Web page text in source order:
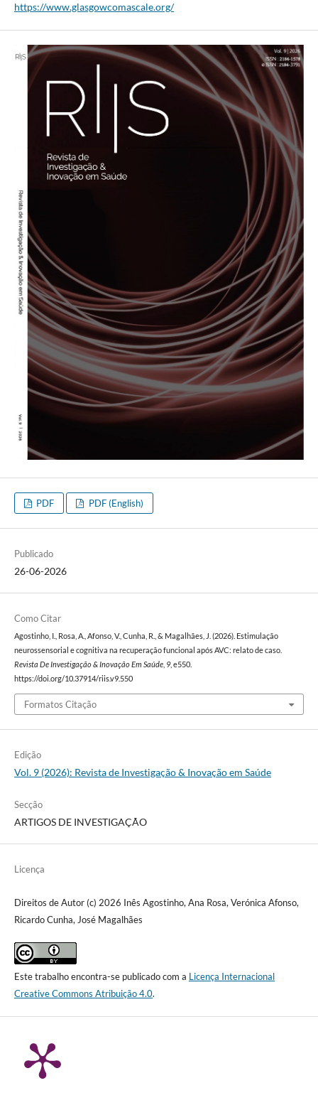
https://www.glasgowcomascale.org/
PDF PDF (English)
Publicado
26-06-2026
Como Citar
Agostinho, I., Rosa, A., Afonso, V., Cunha, R., & Magalhães, J. (2026). Estimulação
neurossensorial e cognitiva na recuperação funcional após AVC: relato de caso.
Revista De Investigação & Inovação Em Saúde, 9, e550.
https://doi.org/10.37914/riis.v9.550
Formatos Citação
Edição
Vol. 9 (2026): Revista de Investigação & Inovação em Saúde
Secção
ARTIGOS DE INVESTIGAÇÃO
Licença
Direitos de Autor (c) 2026 Inês Agostinho, Ana Rosa, Verónica Afonso,
Ricardo Cunha, José Magalhães
Este trabalho encontra-se publicado com a Licença Internacional
Creative Commons Atribuição 4.0.